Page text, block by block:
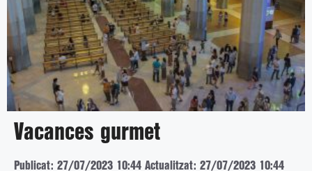
Vacances gurmet
Publicat: 27/07/2023 10:44 Actualitzat: 27/07/2023 10:44